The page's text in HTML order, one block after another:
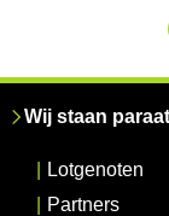
Wij staan
Lotgenoten
Partners